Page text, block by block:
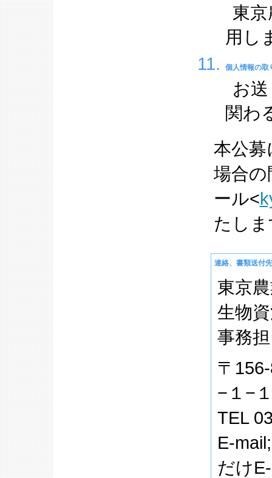
東
用し
個人情報の取
お
関わ
本公
場合
ール<
たし
連絡、書類送付先
東京
生物
事務
〒
−１−
TEL
E-
だけ